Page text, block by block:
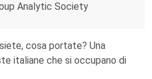
Analytic Society
cosa portate? Una
italiane che si occupano di